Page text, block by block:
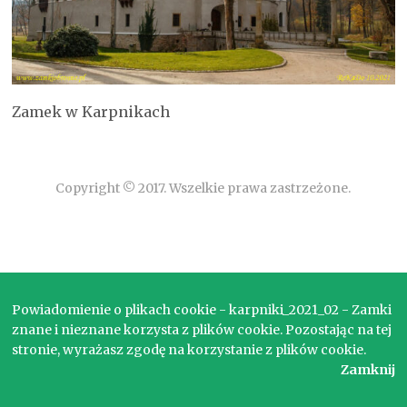
Zamek w Karpnikach
Copyright © 2017. Wszelkie prawa zastrzeżone.
Powiadomienie o plikach cookie - karpniki_2021_02 - Zamki
znane i nieznane korzysta z plików cookie. Pozostając na tej
stronie, wyrażasz zgodę na korzystanie z plików cookie.
Zamknij